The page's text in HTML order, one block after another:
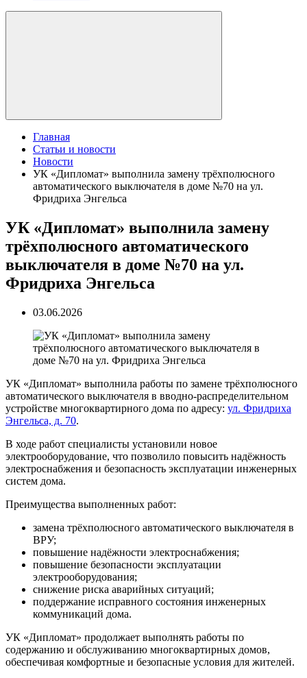
Главная
Статьи и новости
Новости
УК «Дипломат» выполнила замену трёхполюсного
автоматического выключателя в доме №70 на ул.
Фридриха Энгельса
УК «Дипломат» выполнила замену
трёхполюсного автоматического
выключателя в доме №70 на ул.
Фридриха Энгельса
03.06.2026
УК «Дипломат» выполнила работы по замене трёхполюсного
автоматического выключателя в вводно-распределительном
устройстве многоквартирного дома по адресу: ул. Фридриха
Энгельса, д. 70.
В ходе работ специалисты установили новое
электрооборудование, что позволило повысить надёжность
электроснабжения и безопасность эксплуатации инженерных
систем дома.
Преимущества выполненных работ:
замена трёхполюсного автоматического выключателя в
ВРУ;
повышение надёжности электроснабжения;
повышение безопасности эксплуатации
электрооборудования;
снижение риска аварийных ситуаций;
поддержание исправного состояния инженерных
коммуникаций дома.
УК «Дипломат» продолжает выполнять работы по
содержанию и обслуживанию многоквартирных домов,
обеспечивая комфортные и безопасные условия для жителей.